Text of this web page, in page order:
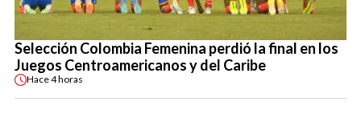
Selección Colombia Femenina perdió la final en los
Juegos Centroamericanos y del Caribe
Hace4 horas